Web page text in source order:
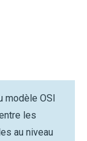
modèle OSI
les
au niveau